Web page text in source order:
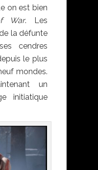
on est bien
War. Les
la défunte
cendres
le plus
mondes.
un
initiatique